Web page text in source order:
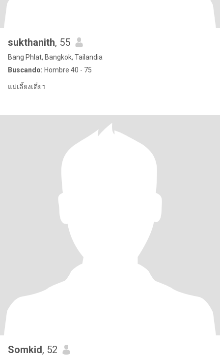
sukthanith, 55
Bang Phlat, Bangkok, Tailandia
Buscando: Hombre 40 - 75
แม่เลี้ยงเดี่ยว
Somkid, 52